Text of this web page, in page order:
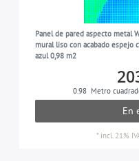
Panel de pared aspecto metal
mural liso con acabado espejo
azul 0,98 m2
0.98 Metro
En
* incl. 21%